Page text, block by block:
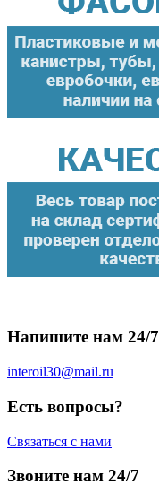
Напишите нам 24/7
interoil30@mail.ru
Есть вопросы?
Связаться с нами
Звоните нам 24/7